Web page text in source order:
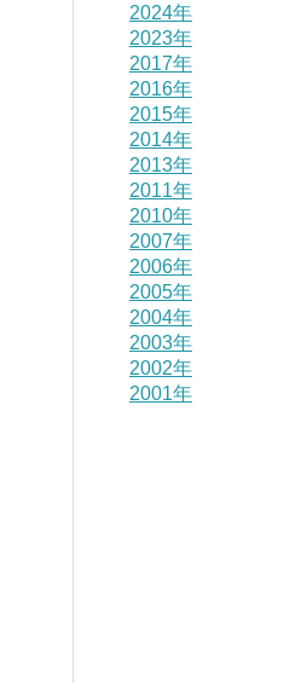
2024年
2023年
2017年
2016年
2015年
2014年
2013年
2011年
2010年
2007年
2006年
2005年
2004年
2003年
2002年
2001年